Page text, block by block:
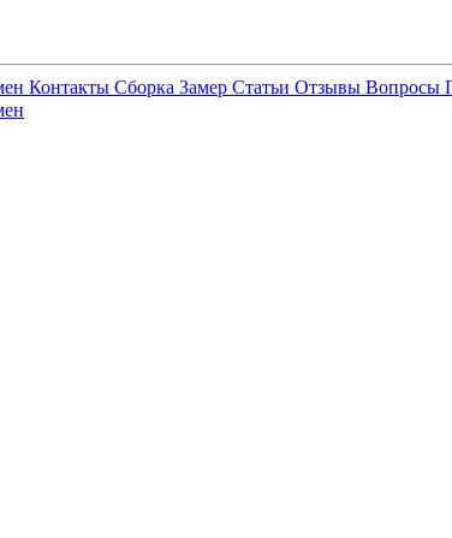
Контакты Сборка Замер Статьи Отзывы Вопросы